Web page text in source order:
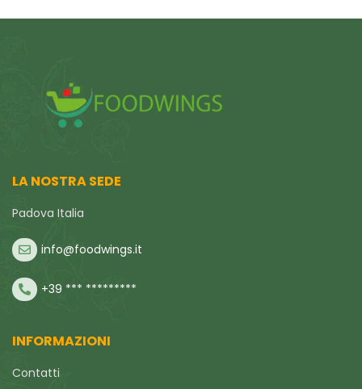
LA NOSTRA SEDE
Padova Italia
info@foodwings.it
+39 *** *********
INFORMAZIONI
Contatti